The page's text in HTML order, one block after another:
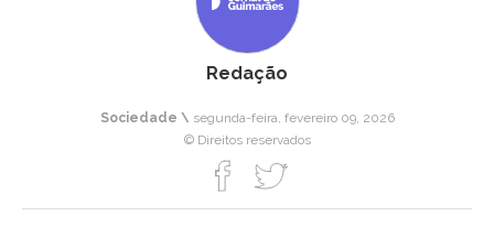
Redação
Sociedade \ segunda-feira, fevereiro 09, 2026
© Direitos reservados